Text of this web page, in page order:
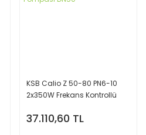
KSB Calio Z 50-80 PN6-10
2x350W Frekans Kontrollü
Pompası DN50
37.110,60 TL